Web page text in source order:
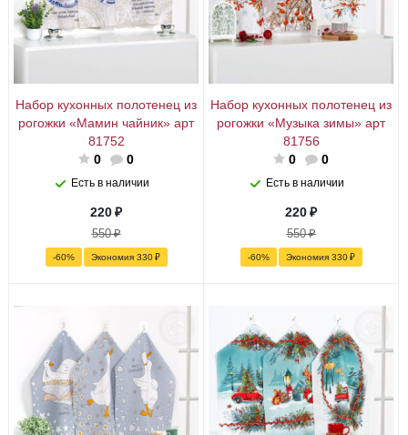
Набор кухонных полотенец из
рогожки «Мамин чайник» арт
81752
0
0
Есть в наличии
220₽
550₽
-60% Экономия 330₽
Набор кухонных полотенец из
рогожки «Музыка зимы» арт
81756
0
0
Есть в наличии
220₽
550₽
-60% Экономия 330₽